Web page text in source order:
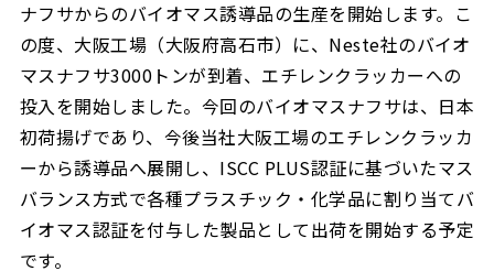
ナフサからのバイオマス誘導品の生産を開始します。こ
の度、大阪工場（大阪府高石市）に、Neste社のバイオ
マスナフサ3000トンが到着、エチレンクラッカーへの
投入を開始しました。今回のバイオマスナフサは、日本
初荷揚げであり、今後当社大阪工場のエチレンクラッカ
ーから誘導品へ展開し、ISCC PLUS認証に基づいたマス
バランス方式で各種プラスチック・化学品に割り当てバ
イオマス認証を付与した製品として出荷を開始する予定
です。